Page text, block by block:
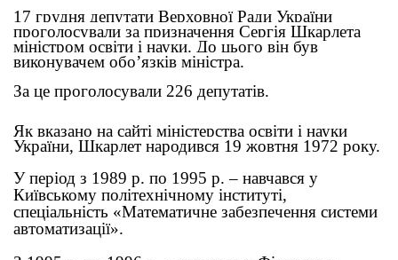
17 грудня депутати Верховної Ради України
проголосували за призначення Сергія Шкарлета
міністром освіти і науки. До цього він був
виконувачем обо’язків міністра.
За це проголосували 226 депутатів.
Як вказано на сайті міністерства освіти і науки
України, Шкарлет народився 19 жовтня 1972 року.
У період з 1989 р. по 1995 р. – навчався у
Київському політехнічному інституті,
спеціальність «Математичне забезпечення системи
автоматизації».